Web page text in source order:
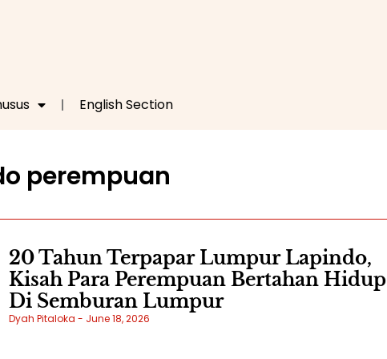
English Section
perempuan
20 Tahun Terpapar Lumpur Lapindo,
Kisah Para Perempuan Bertahan Hidup
Di Semburan Lumpur
Dyah Pitaloka June 18, 2026